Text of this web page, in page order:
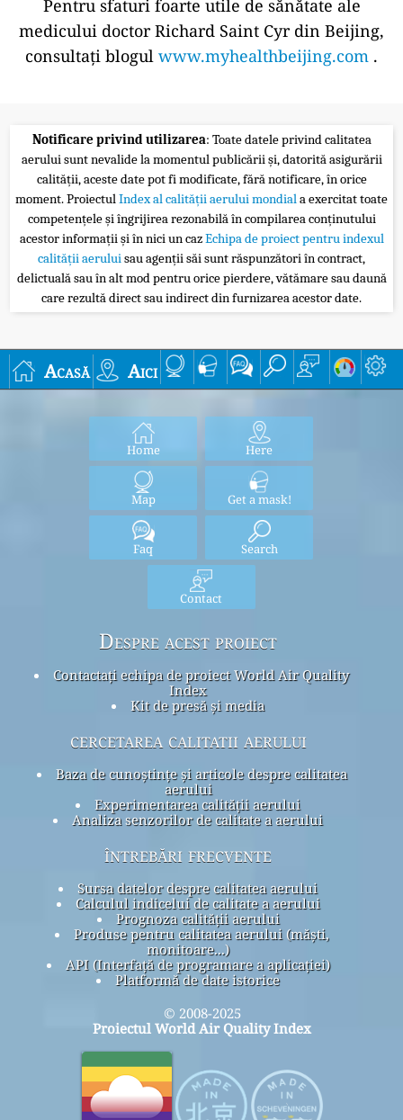
Pentru sfaturi foarte utile de sănătate ale
medicului doctor Richard Saint Cyr din Beijing,
consultați blogul www.myhealthbeijing.com .
Notificare privind utilizarea: Toate datele privind calitatea
aerului sunt nevalide la momentul publicării și, datorită asigurării
calității, aceste date pot fi modificate, fără notificare, în orice
moment. ProiectulIndex al calității aerului mondiala exercitat toate
competențele și îngrijirea rezonabilă în compilarea conținutului
acestor informații și în nici un cazEchipa de proiect pentru indexul
calității aeruluisau agenții săi sunt răspunzători în contract,
delictuală sau în alt mod pentru orice pierdere, vătămare sau daună
care rezultă direct sau indirect din furnizarea acestor date.
Acasă Aici
Home Here
Map Get a mask!
Faq Search
Contact
Despre acest proiect
Contactați echipa de proiect World Air Quality
Index
Kit de presă și media
cercetarea calitatii aerului
Baza de cunoștințe și articole despre calitatea
aerului
Experimentarea calității aerului
Analiza senzorilor de calitate a aerului
întrebări frecvente
Sursa datelor despre calitatea aerului
Calculul indicelui de calitate a aerului
Prognoza calității aerului
Produse pentru calitatea aerului (măști,
monitoare...)
API (Interfață de programare a aplicației)
Platformă de date istorice
© 2008-2025
Proiectul World Air Quality Index